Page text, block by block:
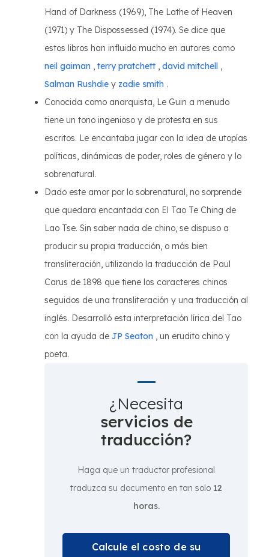
Hand of Darkness (1969), The Lathe of Heaven
(1971) y The Dispossessed (1974). Se dice que
estos libros han influido mucho en autores como
neil gaiman , terry pratchett , david mitchell ,
Salman Rushdie y zadie smith .
Conocida como anarquista, Le Guin a menudo
tiene un tono ingenioso y de protesta en sus
escritos. Le encantaba jugar con la idea de utopías
políticas, dinámicas de poder, roles de género y lo
sobrenatural.
Dado este amor por lo sobrenatural, no sorprende
que quedara encantada con El Tao Te Ching de
Lao Tse. Sin saber nada de chino, se dispuso a
producir su propia traducción, o más bien
transliteración, utilizando la traducción de Paul
Carus de 1898 que tiene los caracteres chinos
seguidos de una transliteración y una traducción al
inglés. Desarrolló esta interpretación lírica del Tao
con la ayuda de JP Seaton , un erudito chino y
poeta.
¿Necesita
servicios de
traducción?
Haga que un traductor profesional
traduzca su documento en tan solo 12
horas.
Calcule el costo de su